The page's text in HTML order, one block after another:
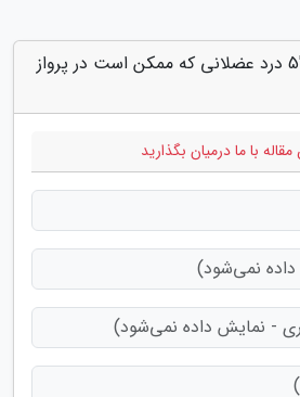
دیدگاه های مرتبط با "5 درد عضلانی که ممکن است در پرواز
با ما درمیان بگذارید